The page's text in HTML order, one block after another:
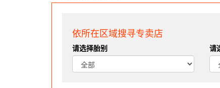
依所在区域搜寻专卖店
请选择胎别 请